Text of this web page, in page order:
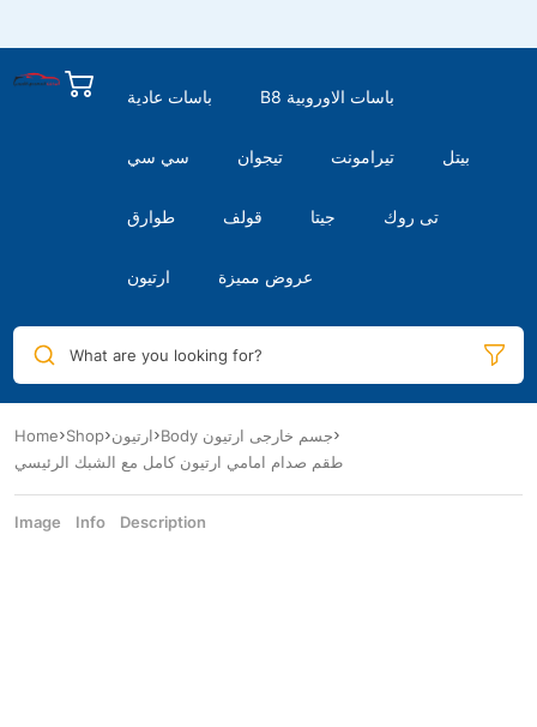
باسات عادية B8 باسات الاوروبية
سي سي تيجوان تيرامونت بيتل
طوارق قولف جيتا تى روك
ارتيون عروض مميزة
What are you looking for?
Home Shop ارتيون
Body جسم خارجى ارتيون
طقم صدام امامي ارتيون كامل مع الشبك الرئيسي
Image Info Description